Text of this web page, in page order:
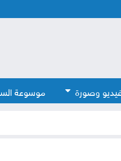
وصورة موسوعة